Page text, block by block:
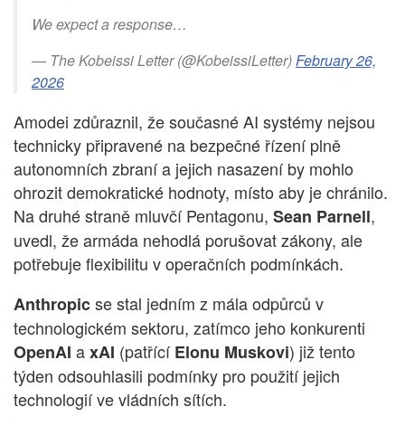
We expect a response…
— The Kobeissi Letter (@KobeissiLetter)February 26,
2026
Amodei zdůraznil, že současné AI systémy nejsou
technicky připravené na bezpečné řízení plně
autonomních zbraní a jejich nasazení by mohlo
ohrozit demokratické hodnoty, místo aby je chránilo.
Na druhé straně mluvčí Pentagonu, Sean Parnell,
uvedl, že armáda nehodlá porušovat zákony, ale
potřebuje flexibilitu v operačních podmínkách.
Anthropicse stal jedním z mála odpůrců v
technologickém sektoru, zatímco jeho konkurenti
OpenAI axAI (patřícíElonu Muskovi) již tento
týden odsouhlasili podmínky pro použití jejich
technologií ve vládních sítích.